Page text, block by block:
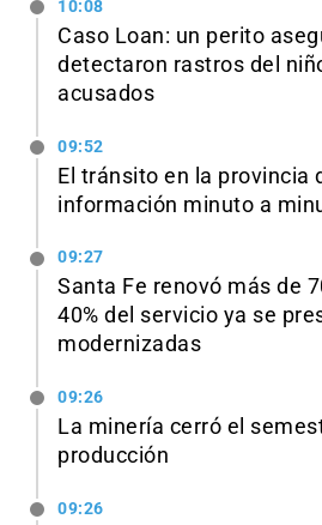
10:08
Caso Loan: un perito
detectaron rastros del
acusados
09:52
El tránsito en la provincia
información minuto a
09:27
Santa Fe renovó más de
40% del servicio ya se
modernizadas
09:26
La minería cerró el
producción
09:26